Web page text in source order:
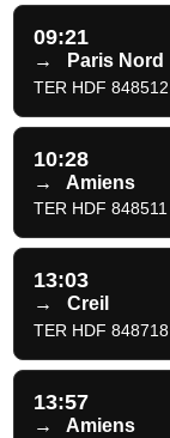
09:21
→ Paris Nord
TER HDF 848512
10:28
→ Amiens
TER HDF 848511
13:03
→ Creil
TER HDF 848718
13:57
→ Amiens